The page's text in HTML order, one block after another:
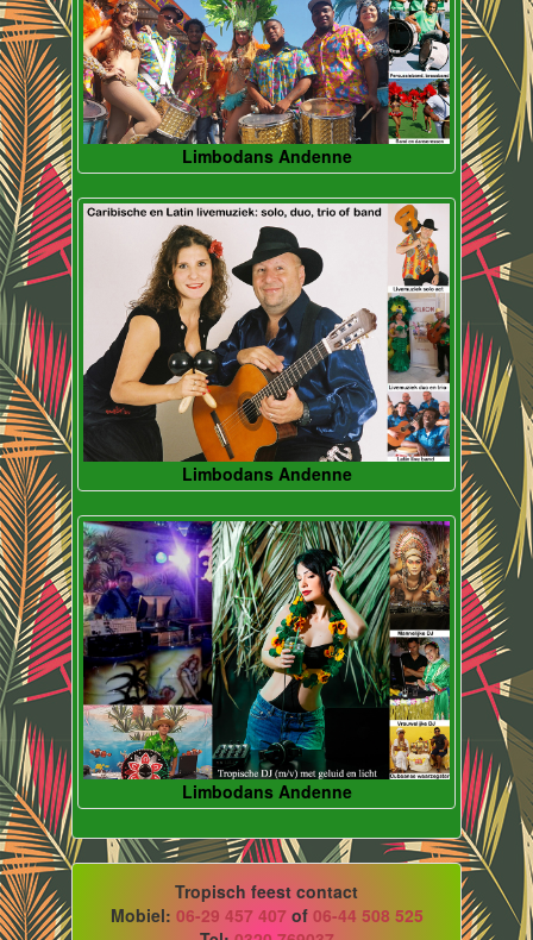
Limbodans Andenne
Limbodans Andenne
Limbodans Andenne
Tropisch feest contact
Mobiel: 06-29 457 407 of 06-44 508 525